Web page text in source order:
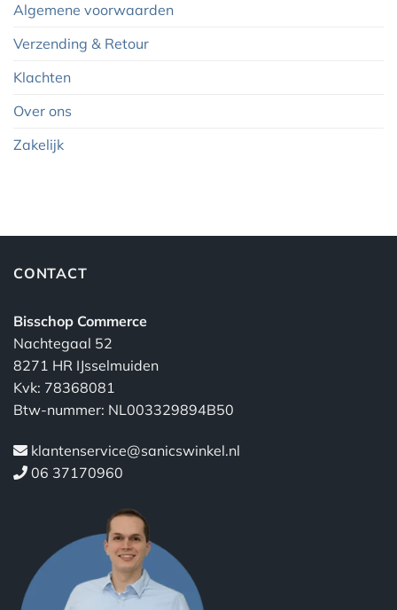
Algemene voorwaarden
Verzending & Retour
Klachten
Over ons
Zakelijk
CONTACT
Bisschop Commerce
Nachtegaal 52
8271 HR IJsselmuiden
Kvk: 78368081
Btw-nummer: NL003329894B50
klantenservice@sanicswinkel.nl
06 37170960